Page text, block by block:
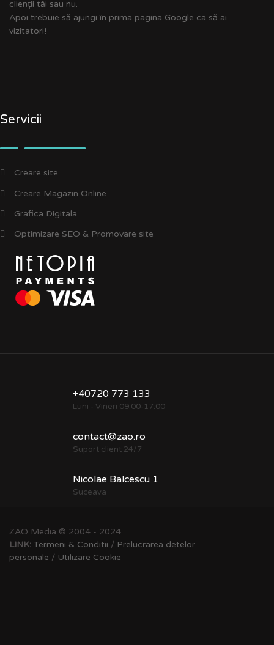
clienții tăi sau nu.
Apoi trebuie să ajungi în prima pagina Google ca să ai
vizitatori!
Servicii
Creare site
Creare Magazin Online
Grafica Digitala
Optimizare SEO & Promovare site
+40720 773 133
Luni - Vineri 09:00-17:00
contact@zao.ro
Suport client 24/7
Nicolae Balcescu 1
Suceava
ZAO Media © 2004 - 2024
LINK: Termeni & Conditii / Prelucrarea detelor
personale / Utilizare Cookie